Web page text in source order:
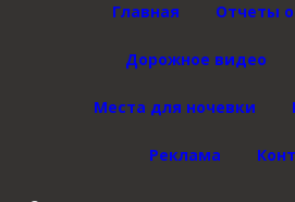
Главная Отчеты
Дорожное видео
Места для ночевки
Реклама